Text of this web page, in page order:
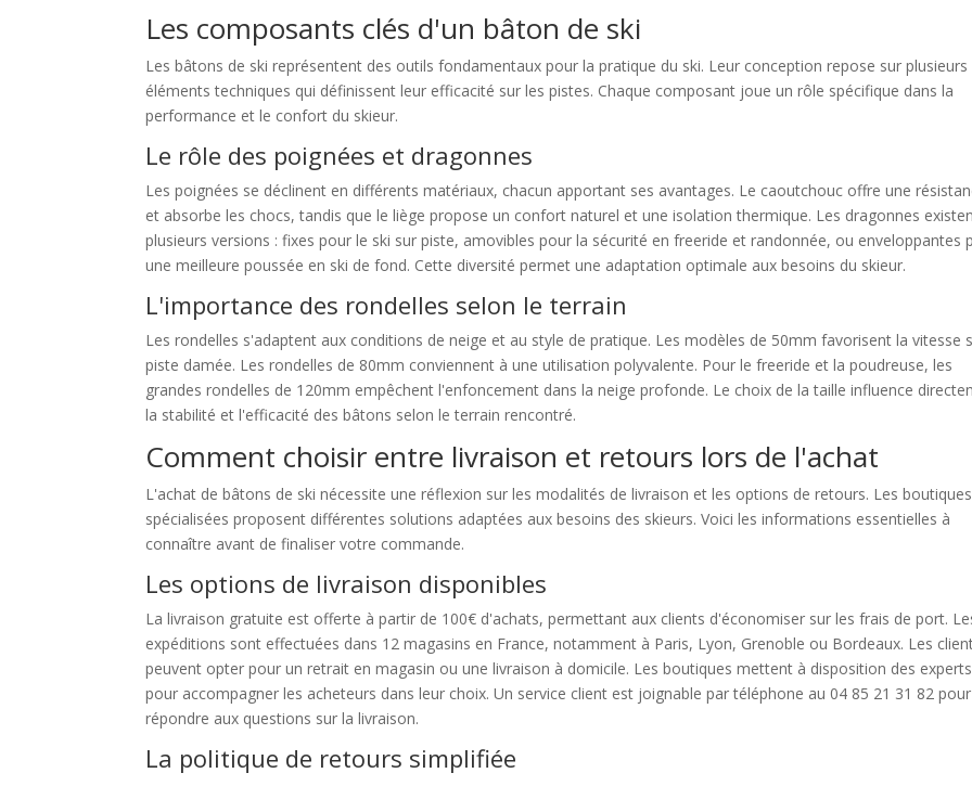
Les composants clés d'un bâton de ski
Les bâtons de ski représentent des outils fondamentaux pour la pratique du ski. Leur conception repose sur plusieurs
éléments techniques qui définissent leur efficacité sur les pistes. Chaque composant joue un rôle spécifique dans la
performance et le confort du skieur.
Le rôle des poignées et dragonnes
Les poignées se déclinent en différents matériaux, chacun apportant ses avantages. Le caoutchouc offre une
et absorbe les chocs, tandis que le liège propose un confort naturel et une isolation thermique. Les dragonnes
plusieurs versions : fixes pour le ski sur piste, amovibles pour la sécurité en freeride et randonnée, ou enveloppantes
une meilleure poussée en ski de fond. Cette diversité permet une adaptation optimale aux besoins du skieur.
L'importance des rondelles selon le terrain
Les rondelles s'adaptent aux conditions de neige et au style de pratique. Les modèles de 50mm favorisent la vitesse
piste damée. Les rondelles de 80mm conviennent à une utilisation polyvalente. Pour le freeride et la poudreuse, les
grandes rondelles de 120mm empêchent l'enfoncement dans la neige profonde. Le choix de la taille influence
la stabilité et l'efficacité des bâtons selon le terrain rencontré.
Comment choisir entre livraison et retours lors de l'achat
L'achat de bâtons de ski nécessite une réflexion sur les modalités de livraison et les options de retours. Les boutiques
spécialisées proposent différentes solutions adaptées aux besoins des skieurs. Voici les informations essentielles à
connaître avant de finaliser votre commande.
Les options de livraison disponibles
La livraison gratuite est offerte à partir de 100€ d'achats, permettant aux clients d'économiser sur les frais de port.
expéditions sont effectuées dans 12 magasins en France, notamment à Paris, Lyon, Grenoble ou Bordeaux. Les
peuvent opter pour un retrait en magasin ou une livraison à domicile. Les boutiques mettent à disposition des experts
pour accompagner les acheteurs dans leur choix. Un service client est joignable par téléphone au 04 85 21 31 82 pour
répondre aux questions sur la livraison.
La politique de retours simplifiée